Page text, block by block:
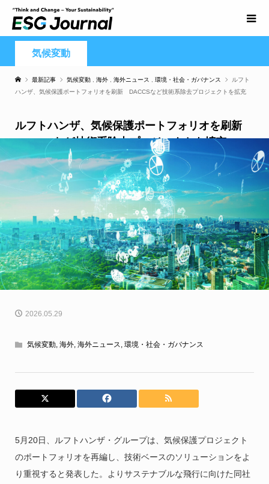
気候変動
最新記事 気候変動 海外 海外ニュース 環境・社会・ガバナンス
ルフト
ハンザ、気候保護ポートフォリオを刷新 DACCSなど技術系除去プロジェクトを拡充
ルフトハンザ、気候保護ポートフォリオを刷新
DACCSなど技術系除去プロジェクトを拡充
2026.05.29
気候変動, 海外, 海外ニュース, 環境・社会・ガバナンス
5月20日、ルフトハンザ・グループは、気候保護プロジェクト
のポートフォリオを再編し、技術ベースのソリューションをよ
り重視すると発表した。よりサステナブルな飛行に向けた同社